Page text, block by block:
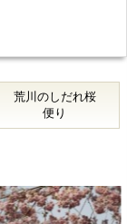
荒川のしだれ桜
便り